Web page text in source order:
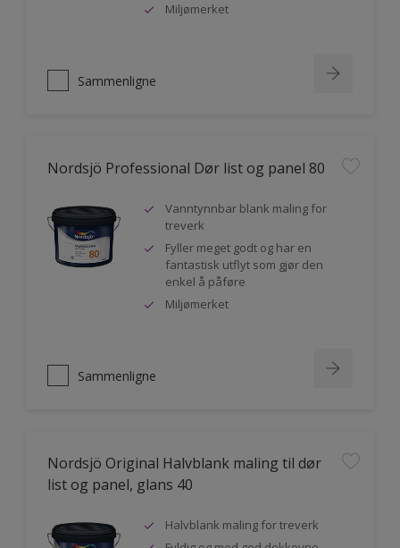
Miljømerket
Sammenligne
Nordsjö Professional Dør list og panel 80
Vanntynnbar blank maling for
treverk
Fyller meget godt og har en
fantastisk utflyt som gjør den
enkel å påføre
Miljømerket
Sammenligne
Nordsjö Original Halvblank maling til dør
list og panel, glans 40
Halvblank maling for treverk